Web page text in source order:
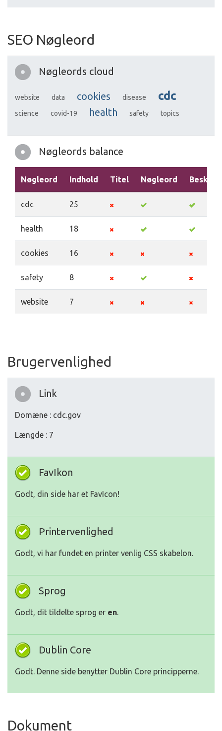
SEO Nøgleord
Nøgleords cloud
website data cookies disease cdc
science covid-19 health safety topics
Nøgleords balance
Nøgleord Indhold Titel Nøgleord
cdc 25
health 18
cookies 16
safety 8
website 7
Brugervenlighed
Link
Domæne : cdc.gov
Længde : 7
FavIkon
Godt, din side har et FavIcon!
Printervenlighed
Godt, vi har fundet en printer venlig CSS skabelon.
Sprog
Godt, dit tildelte sprog er en.
Dublin Core
Godt. Denne side benytter Dublin Core principperne.
Dokument